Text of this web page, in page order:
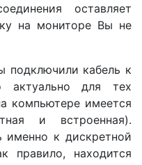
оставляет
на мониторе Вы не
подключили кабель к
актуально для тех
компьютере имеется
и встроенная).
именно к дискретной
правило, находится